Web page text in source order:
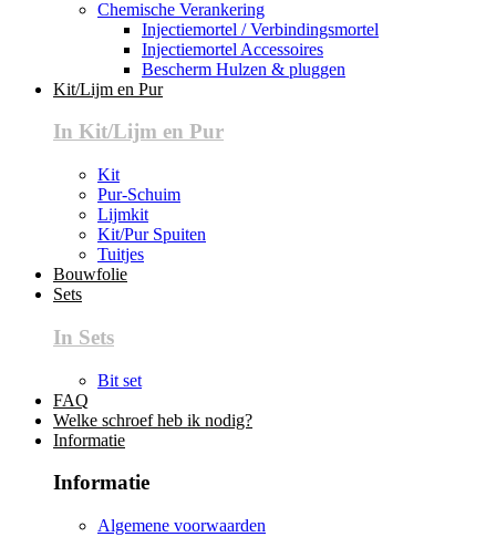
Chemische Verankering
Injectiemortel / Verbindingsmortel
Injectiemortel Accessoires
Bescherm Hulzen & pluggen
Kit/Lijm en Pur
In Kit/Lijm en Pur
Kit
Pur-Schuim
Lijmkit
Kit/Pur Spuiten
Tuitjes
Bouwfolie
Sets
In Sets
Bit set
FAQ
Welke schroef heb ik nodig?
Informatie
Informatie
Algemene voorwaarden